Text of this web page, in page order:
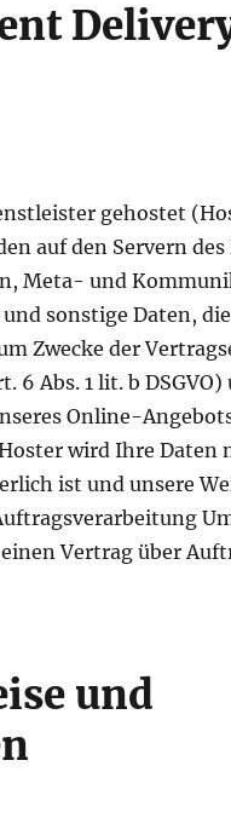
gehostet
auf den Servern
Meta- und
sonstige Daten,
Zwecke der
Abs. 1 lit. b
Online-
wird Ihre
ist und unsere
Vertrag über
und